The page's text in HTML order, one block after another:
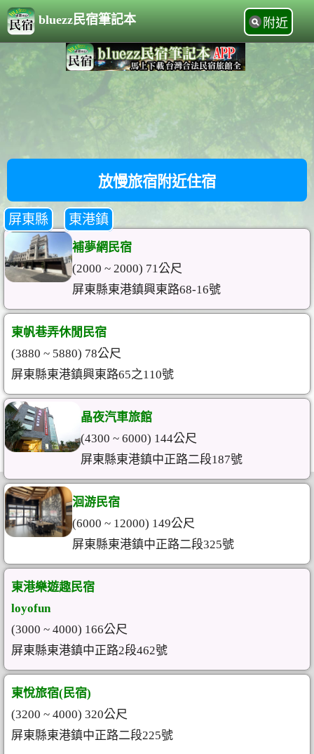
bluezz民宿筆記本 附近
放慢旅宿附近住宿
屏東縣 東港鎮
補夢網民宿
(2000 ~ 2000) 71公尺
屏東縣東港鎮興東路68-16號
東帆巷弄休閒民宿
(3880 ~ 5880) 78公尺
屏東縣東港鎮興東路65之110號
晶夜汽車旅館
(4300 ~ 6000) 144公尺
屏東縣東港鎮中正路二段187號
洄游民宿
(6000 ~ 12000) 149公尺
屏東縣東港鎮中正路二段325號
東港樂遊趣民宿
loyofun
(3000 ~ 4000) 166公尺
屏東縣東港鎮中正路2段462號
東悅旅宿(民宿)
(3200 ~ 4000) 320公尺
屏東縣東港鎮中正路二段225號